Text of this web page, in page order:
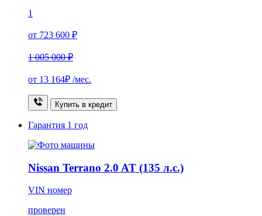
1
от 723 600 ₽
1 005 000 ₽
от 13 164₽ /мес.
Купить в кредит
Гарантия 1 год
Nissan Terrano 2.0 AT (135 л.с.)
VIN номер
проверен